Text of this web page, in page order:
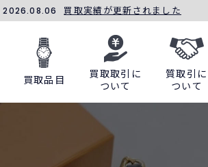
2026.08.06 買取実績が更新されました
買取品目
買取取引に
ついて
質取引に
ついて